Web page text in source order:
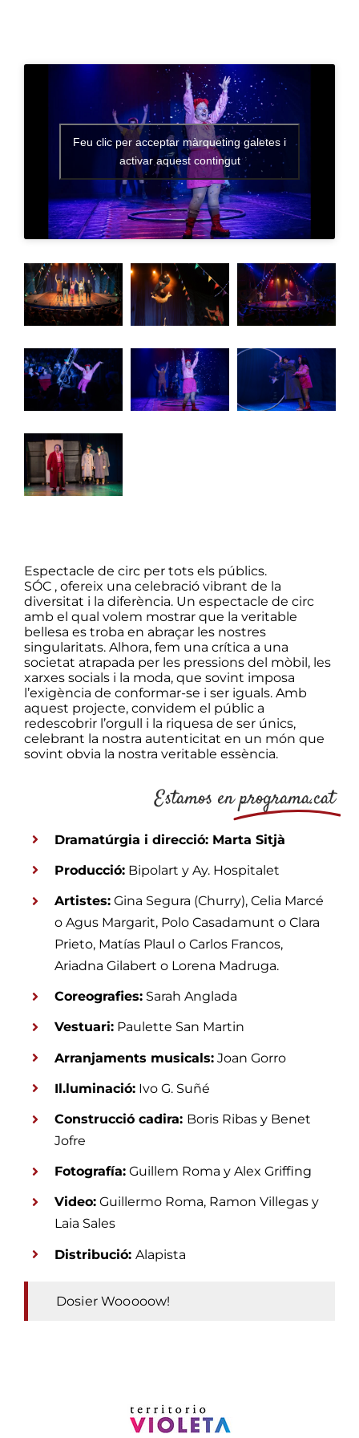
Galeria
Feu clic per acceptar màrqueting galetes i
activar aquest contingut
Espectacle de circ per tots els públics.
SÓC , ofereix una celebració vibrant de la
diversitat i la diferència. Un espectacle de circ
amb el qual volem mostrar que la veritable
bellesa es troba en abraçar les nostres
singularitats. Alhora, fem una crítica a una
societat atrapada per les pressions del mòbil, les
xarxes socials i la moda, que sovint imposa
l’exigència de conformar-se i ser iguals. Amb
aquest projecte, convidem el públic a
redescobrir l’orgull i la riquesa de ser únics,
celebrant la nostra autenticitat en un món que
sovint obvia la nostra veritable essència.
Estamos en programa.cat
Dramatúrgia i direcció: Marta Sitjà
Producció: Bipolart y Ay. Hospitalet
Artistes: Gina Segura (Churry), Celia Marcé
o Agus Margarit, Polo Casadamunt o Clara
Prieto, Matías Plaul o Carlos Francos,
Ariadna Gilabert o Lorena Madruga.
Coreografies: Sarah Anglada
Vestuari: Paulette San Martin
Arranjaments musicals: Joan Gorro
Il.luminació: Ivo G. Suñé
Construcció cadira: Boris Ribas y Benet
Jofre
Fotografía: Guillem Roma y Alex Griffing
Video: Guillermo Roma, Ramon Villegas y
Laia Sales
Distribució:Alapista
Dosier Wooooow!